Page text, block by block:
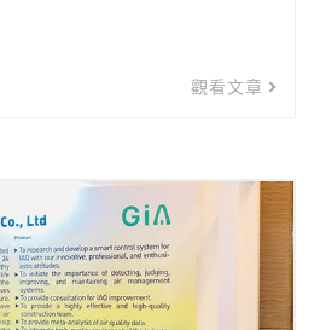
觀看文章